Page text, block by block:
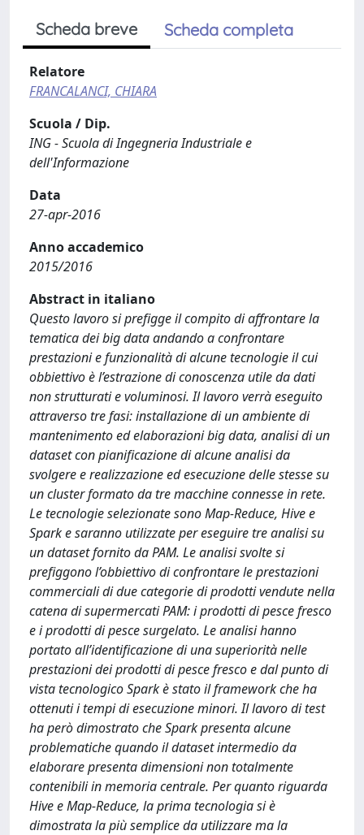
Scheda breve Scheda completa
Relatore
FRANCALANCI, CHIARA
Scuola / Dip.
ING - Scuola di Ingegneria Industriale e
dell'Informazione
Data
27-apr-2016
Anno accademico
2015/2016
Abstract in italiano
Questo lavoro si prefigge il compito di affrontare la
tematica dei big data andando a confrontare
prestazioni e funzionalità di alcune tecnologie il cui
obbiettivo è l’estrazione di conoscenza utile da dati
non strutturati e voluminosi. Il lavoro verrà eseguito
attraverso tre fasi: installazione di un ambiente di
mantenimento ed elaborazioni big data, analisi di un
dataset con pianificazione di alcune analisi da
svolgere e realizzazione ed esecuzione delle stesse su
un cluster formato da tre macchine connesse in rete.
Le tecnologie selezionate sono Map-Reduce, Hive e
Spark e saranno utilizzate per eseguire tre analisi su
un dataset fornito da PAM. Le analisi svolte si
prefiggono l’obbiettivo di confrontare le prestazioni
commerciali di due categorie di prodotti vendute nella
catena di supermercati PAM: i prodotti di pesce fresco
e i prodotti di pesce surgelato. Le analisi hanno
portato all’identificazione di una superiorità nelle
prestazioni dei prodotti di pesce fresco e dal punto di
vista tecnologico Spark è stato il framework che ha
ottenuti i tempi di esecuzione minori. Il lavoro di test
ha però dimostrato che Spark presenta alcune
problematiche quando il dataset intermedio da
elaborare presenta dimensioni non totalmente
contenibili in memoria centrale. Per quanto riguarda
Hive e Map-Reduce, la prima tecnologia si è
dimostrata la più semplice da utilizzare ma la